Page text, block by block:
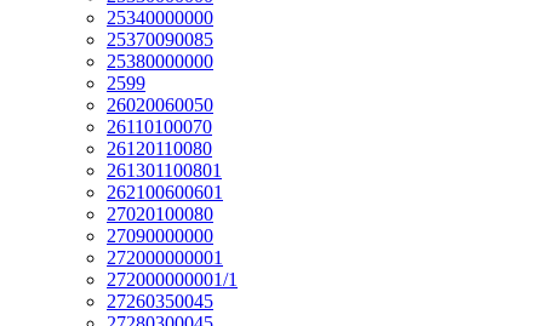
25340000000
25370090085
25380000000
2599
26020060050
26110100070
26120110080
261301100801
262100600601
27020100080
27090000000
272000000001
272000000001/1
27260350045